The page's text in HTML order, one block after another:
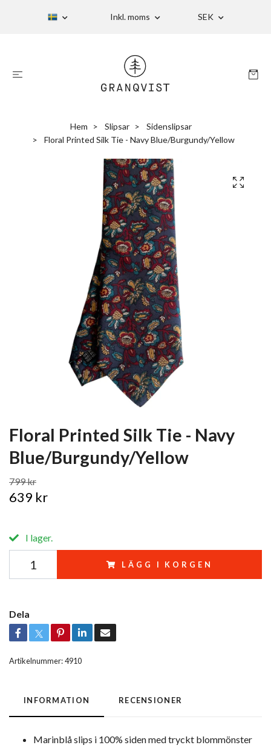
Inkl. moms SEK
Hem Slipsar
Sidenslipsar
Floral Printed Silk Tie - Navy Blue/Burgundy/Yellow
Floral Printed Silk Tie - Navy
Blue/Burgundy/Yellow
799 kr
639 kr
I lager.
LÄGG I KORGEN
Dela
Artikelnummer:4910
INFORMATION RECENSIONER
Marinblå slips i 100% siden med tryckt blommönster